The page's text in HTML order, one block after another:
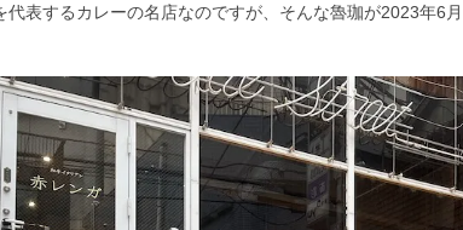
代表するカレーの名店なのですが、そんな魯珈が2023年6月